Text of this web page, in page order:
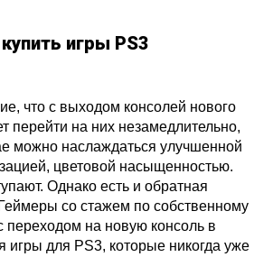
игры PS3
что с выходом консолей нового
перейти на них незамедлительно,
можно наслаждаться улучшенной
цветовой насыщенностью.
Однако есть и обратная
со стажем по собственному
переходом на новую консоль в
игры для PS3, которые никогда уже